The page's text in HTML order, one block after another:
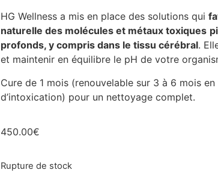
HG Wellness a mis en place des solutions qui
naturelle des molécules et métaux toxiques
profonds, y compris dans le tissu cérébral.
et maintenir en équilibre le pH de votre
Cure de 1 mois (renouvelable sur 3 à 6 mois
d’intoxication) pour un nettoyage complet.
450.00€
Rupture de stock